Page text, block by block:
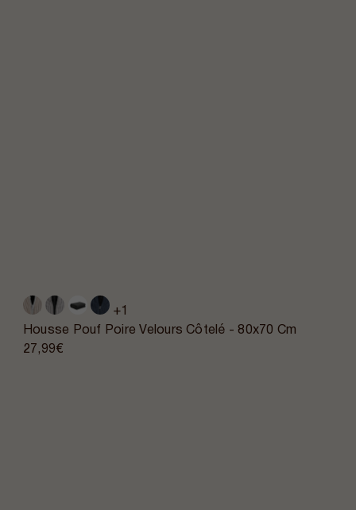
+1
Housse Pouf Poire Velours Côtelé - 80x70 Cm
27,99€